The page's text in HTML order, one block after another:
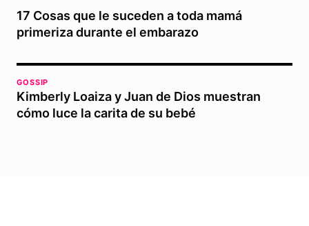
17 Cosas que le suceden a toda mamá
primeriza durante el embarazo
GOSSIP
Kimberly Loaiza y Juan de Dios muestran
cómo luce la carita de su bebé